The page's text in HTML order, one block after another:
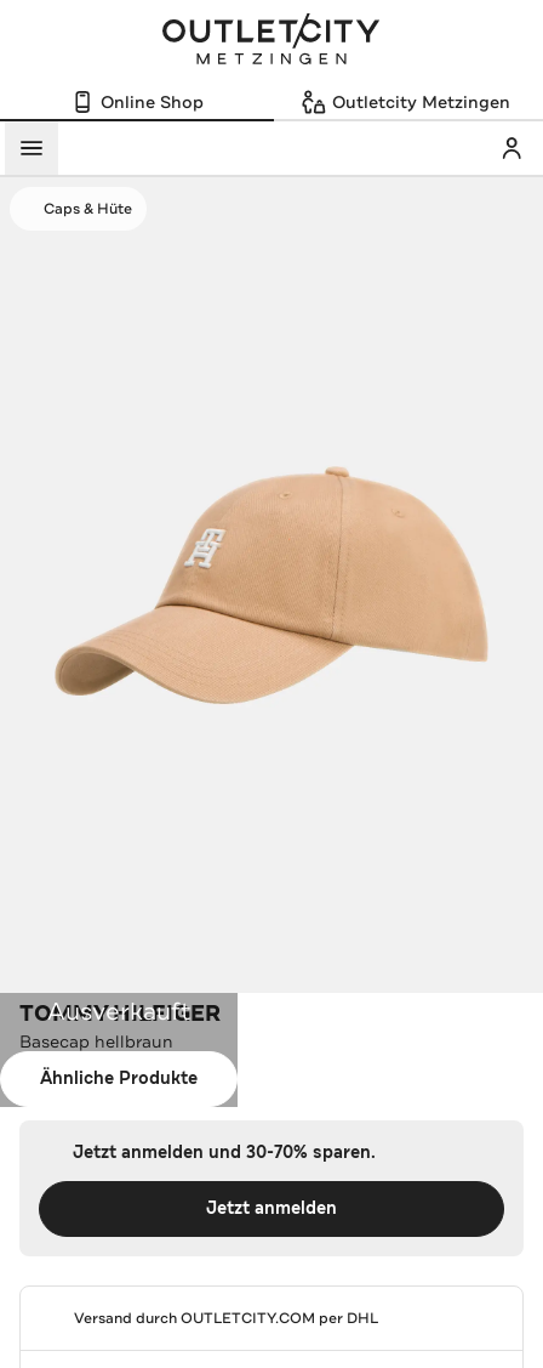
Online Shop Outletcity Metzingen
Menü
Caps & Hüte
Ausverkauft
Ähnliche Produkte
TOMMY HILFIGER
Basecap hellbraun
Farbe:hellbraun
Jetzt anmelden und 30-70% sparen.
Jetzt anmelden
Versand durchOUTLETCITY.COM per DHL